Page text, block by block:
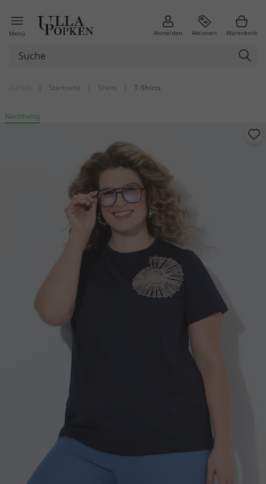
Menü Anmelden Aktionen Warenkorb
| Startseite | Shirts | T-Shirts
Nachhaltig